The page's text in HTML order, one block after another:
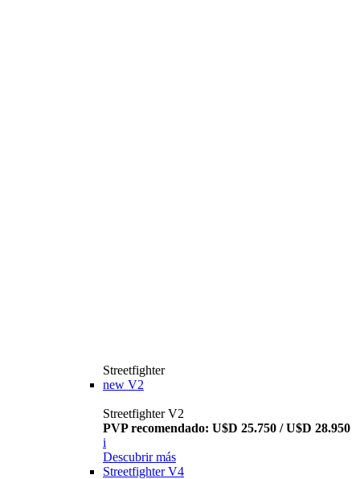
Streetfighter
new V2
Streetfighter V2
PVP recomendado: U$D 25.750 / U$D 28.950
i
Descubrir más
Streetfighter V4